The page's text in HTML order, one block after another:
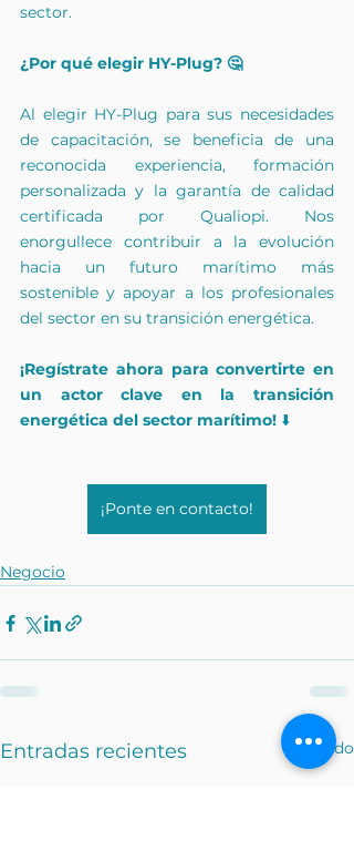
sector.
¿Por qué elegir HY-Plug? 🤔
Al elegir HY-Plug para sus necesidades
de capacitación, se beneficia de una
reconocida experiencia, formación
personalizada y la garantía de calidad
certificada por Qualiopi. Nos
enorgullece contribuir a la evolución
hacia un futuro marítimo más
sostenible y apoyar a los profesionales
del sector en su transición energética.
¡Regístrate ahora para convertirte en
un actor clave en la transición
energética del sector marítimo! ⬇️
¡Ponte en contacto!
Negocio
Entradas recientes Ver todo